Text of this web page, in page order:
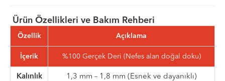
Ürün Özellikleri ve Bakım Rehberi
Özellik Açıklama
İçerik %100 Gerçek Deri (Nefes alan doğal doku)
Kalınlık 1,3 mm – 1,8 mm (Esnek ve dayanıklı)